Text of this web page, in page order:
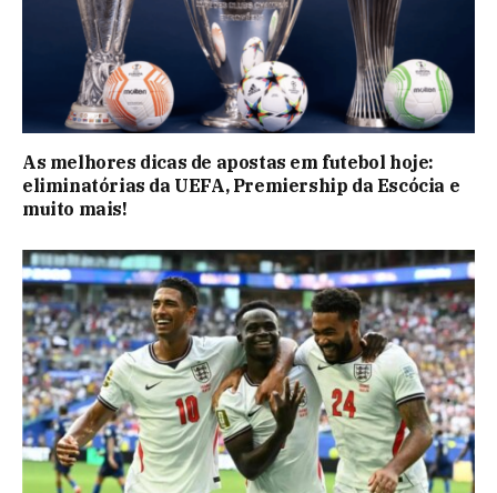
As melhores dicas de apostas em futebol hoje:
eliminatórias da UEFA, Premiership da Escócia e
muito mais!